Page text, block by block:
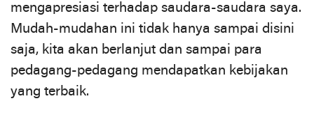
mengapresiasi terhadap saudara-saudara saya.
Mudah-mudahan ini tidak hanya sampai disini
saja, kita akan berlanjut dan sampai para
pedagang-pedagang mendapatkan kebijakan
yang terbaik.